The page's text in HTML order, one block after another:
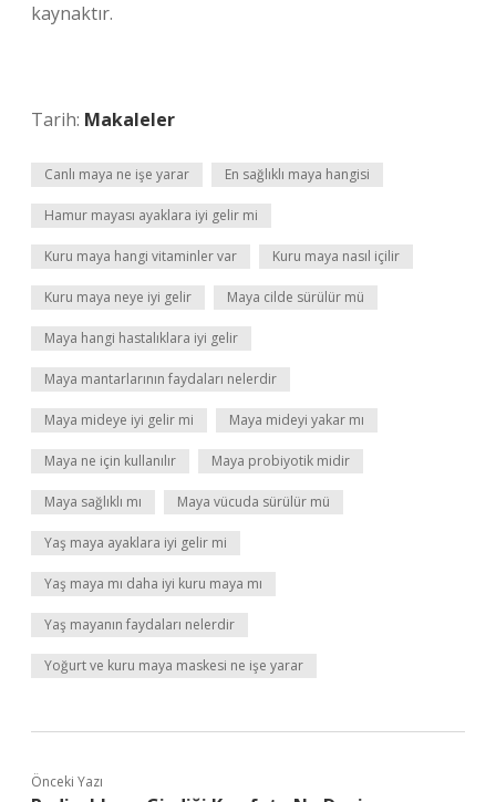
kaynaktır.
Tarih: Makaleler
Canlı maya ne işe yarar En sağlıklı maya hangisi
Hamur mayası ayaklara iyi gelir mi
Kuru maya hangi vitaminler var Kuru maya nasıl içilir
Kuru maya neye iyi gelir Maya cilde sürülür mü
Maya hangi hastalıklara iyi gelir
Maya mantarlarının faydaları nelerdir
Maya mideye iyi gelir mi Maya mideyi yakar mı
Maya ne için kullanılır Maya probiyotik midir
Maya sağlıklı mı Maya vücuda sürülür mü
Yaş maya ayaklara iyi gelir mi
Yaş maya mı daha iyi kuru maya mı
Yaş mayanın faydaları nelerdir
Yoğurt ve kuru maya maskesi ne işe yarar
Önceki Yazı